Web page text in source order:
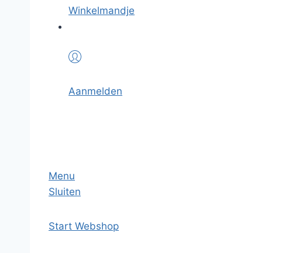
Winkelmandje
Aanmelden
Menu
Sluiten
Start Webshop